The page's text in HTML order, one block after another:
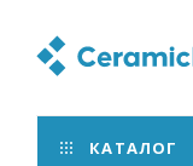
КАТАЛОГ